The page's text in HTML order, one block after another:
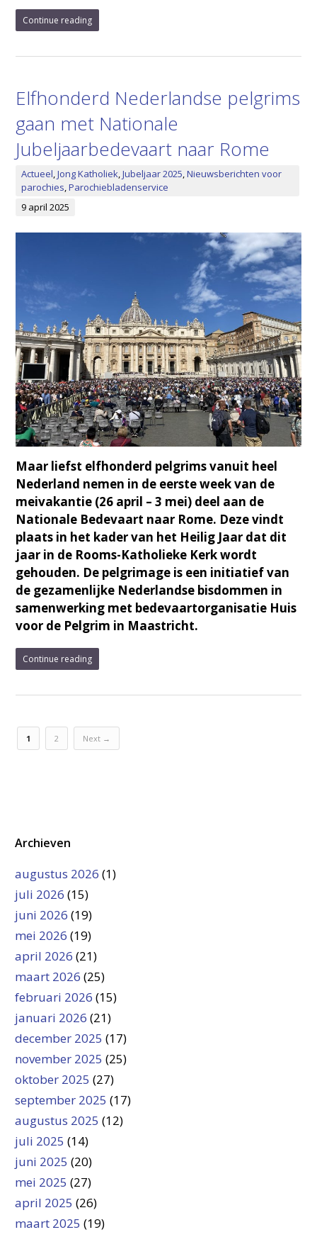
Continue reading
Elfhonderd Nederlandse pelgrims
gaan met Nationale
Jubeljaarbedevaart naar Rome
Actueel,Jong Katholiek,Jubeljaar 2025,Nieuwsberichten voor
parochies,Parochiebladenservice
9 april 2025
Maar liefst elfhonderd pelgrims vanuit heel
Nederland nemen in de eerste week van de
meivakantie (26 april – 3 mei) deel aan de
Nationale Bedevaart naar Rome. Deze vindt
plaats in het kader van het Heilig Jaar dat dit
jaar in de Rooms-Katholieke Kerk wordt
gehouden. De pelgrimage is een initiatief van
de gezamenlijke Nederlandse bisdommen in
samenwerking met bedevaartorganisatie Huis
voor de Pelgrim in Maastricht.
Continue reading
1 2 Next →
Archieven
augustus 2026 (1)
juli 2026 (15)
juni 2026 (19)
mei 2026 (19)
april 2026 (21)
maart 2026 (25)
februari 2026 (15)
januari 2026 (21)
december 2025 (17)
november 2025 (25)
oktober 2025 (27)
september 2025 (17)
augustus 2025 (12)
juli 2025 (14)
juni 2025 (20)
mei 2025 (27)
april 2025 (26)
maart 2025 (19)